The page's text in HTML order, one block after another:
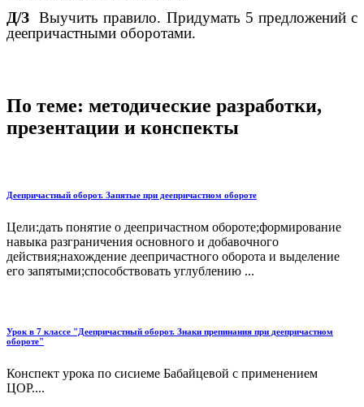
Д/З Выучить правило. Придумать 5 предложений с
деепричастными оборотами.
По теме: методические разработки,
презентации и конспекты
Деепричастный оборот. Запятые при деепричастном обороте
Цели:дать понятие о деепричастном обороте;формирование
навыка разграничения основного и добавочного
действия;нахождение деепричастного оборота и выделение
его запятыми;способствовать углублению ...
Урок в 7 классе "Деепричастный оборот. Знаки препинания при деепричастном
обороте"
Конспект урока по сисиеме Бабайцевой с применением
ЦОР....